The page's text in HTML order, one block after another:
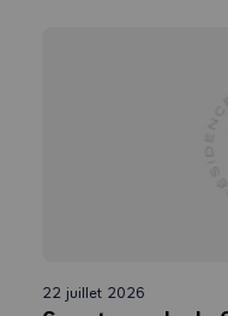
22 juillet 2026